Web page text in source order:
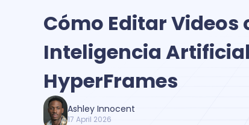
Cómo Editar Videos
Inteligencia
HyperFrames
Ashley Innocent
17 April 2026